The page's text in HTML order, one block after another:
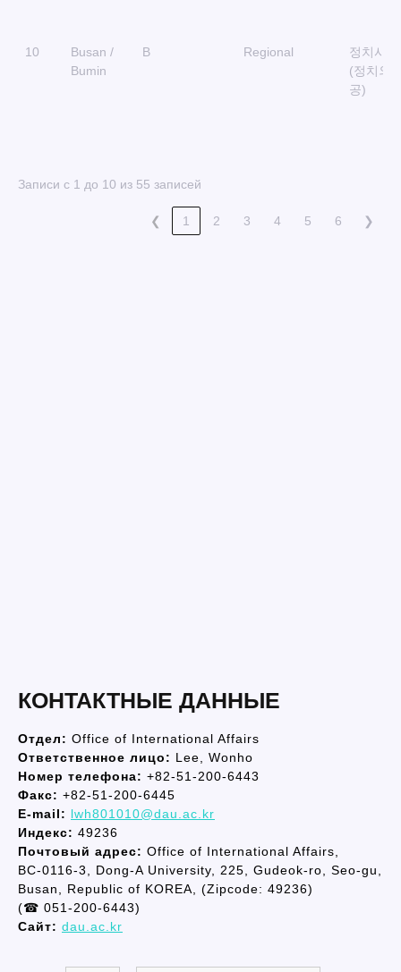
10
Busan /
Bumin
B Regional
정치사
(정치외
공)
Записи с 1 до 10 из 55 записей
❮ 1 2 3 4 5 6 ❯
КОНТАКТНЫЕ ДАННЫЕ
Отдел: Office of International Affairs
Ответственное лицо: Lee, Wonho
Номер телефона: +82-51-200-6443
Факс: +82-51-200-6445
E-mail: lwh801010@dau.ac.kr
Индекс: 49236
Почтовый адрес: Office of International Affairs,
BC-0116-3, Dong-A University, 225, Gudeok-ro, Seo-gu,
Busan, Republic of KOREA, (Zipcode: 49236)
(☎ 051-200-6443)
Сайт: dau.ac.kr